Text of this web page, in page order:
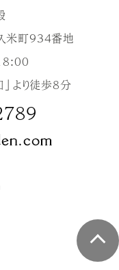
米町934番地
より徒歩8分